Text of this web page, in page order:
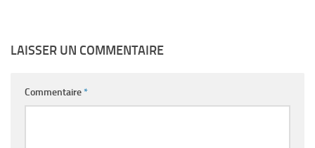
LAISSER UN COMMENTAIRE
Commentaire*